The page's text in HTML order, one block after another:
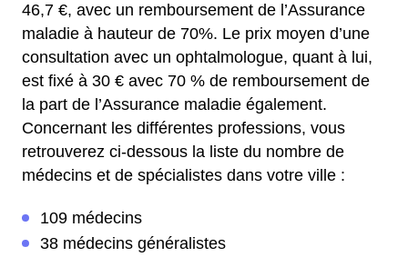
46,7 €, avec un remboursement de l’Assurance
maladie à hauteur de 70%. Le prix moyen d’une
consultation avec un ophtalmologue, quant à lui,
est fixé à 30 € avec 70 % de remboursement de
la part de l’Assurance maladie également.
Concernant les différentes professions, vous
retrouverez ci-dessous la liste du nombre de
médecins et de spécialistes dans votre ville :
109 médecins
38 médecins généralistes